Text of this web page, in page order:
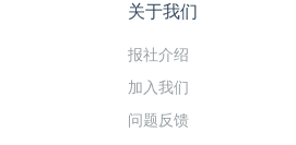
关于我们
报社介绍
加入我们
问题反馈